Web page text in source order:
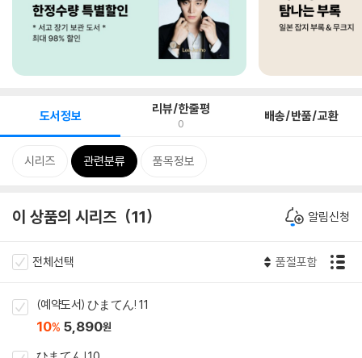
도서정보 리뷰/한줄평
0 배송/반품/교환
시리즈 관련분류 품목정보
이 상품의 시리즈 11 알림신청
전체선택 품절포함
(예약도서) ひまてん! 11
10% 5,890원